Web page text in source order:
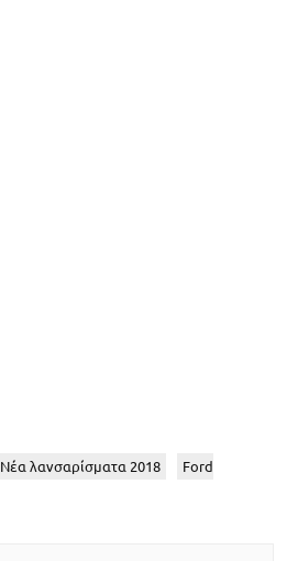
Νέα λανσαρίσματα 2018 Ford